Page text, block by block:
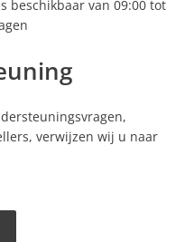
is als het aantal
overschrijdt.
op met de
beschikbaar van 09:00 tot
verwijzen wij u naar